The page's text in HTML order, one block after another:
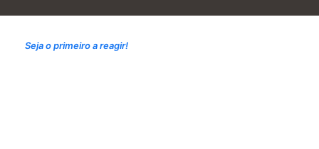
Seja o primeiro a reagir!